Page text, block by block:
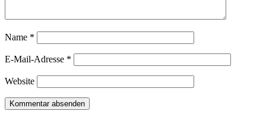
Name *
E-Mail-Adresse *
Website